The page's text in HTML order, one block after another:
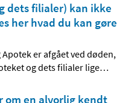
dets filialer) kan ikke
her hvad du kan gøre
er afgået ved døden,
og dets filialer lige…
en alvorlig kendt